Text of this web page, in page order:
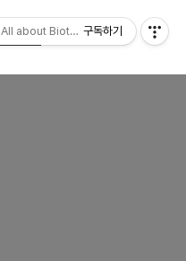
All about Biotechnology, 바이오텍의
구독하기